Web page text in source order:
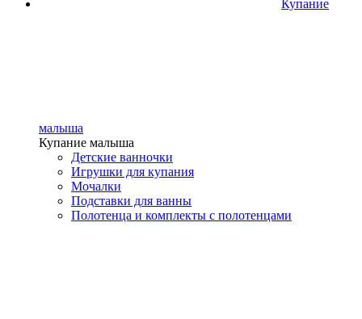
Купание
малыша
Купание малыша
Детские ванночки
Игрушки для купания
Мочалки
Подставки для ванны
Полотенца и комплекты с полотенцами